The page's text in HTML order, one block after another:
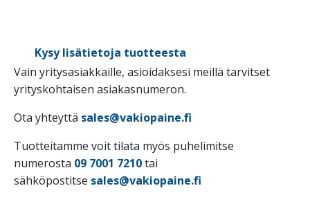
Kysy lisätietoja tuotteesta
Vain yritysasiakkaille, asioidaksesi meillä tarvitset
yrityskohtaisen asiakasnumeron.
Ota yhteyttä sales@vakiopaine.fi
Tuotteitamme voit tilata myös puhelimitse
numerosta 09 7001 7210tai
sähköpostitse sales@vakiopaine.fi